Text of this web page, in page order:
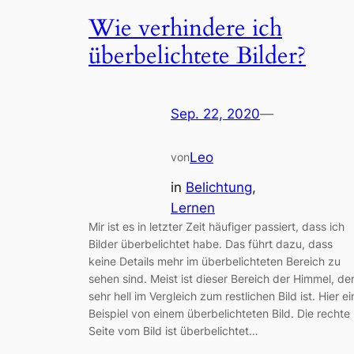
Wie verhindere ich
überbelichtete Bilder?
Sep. 22, 2020—
vonLeo
in Belichtung
Lernen
Mir ist es in letzter Zeit häufiger passiert, dass ich
Bilder überbelichtet habe. Das führt dazu, dass
keine Details mehr im überbelichteten Bereich zu
sehen sind. Meist ist dieser Bereich der Himmel, der
sehr hell im Vergleich zum restlichen Bild ist. Hier
Beispiel von einem überbelichteten Bild. Die rechte
Seite vom Bild ist überbelichtet…